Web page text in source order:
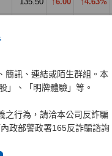
簡訊、連結或陌生群組。本
」、「明牌體驗」等。
之行為，請洽本公司反詐騙
政部警政署165反詐騙諮詢